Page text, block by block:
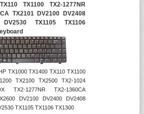
TX1100 TX2-1277NR
TX2101 DV2100 DV2408
DV2530 TX1105 TX1106
TX1000 TX1400 TX110 TX1100
TX2100 TX2500 TX2-1024
TX2-1277NR TX2-1360CA
DV2100 DV2400 DV2408
TX1105 TX1106 TX1300